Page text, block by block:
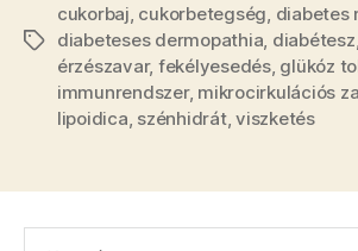
Címkék
cukorbaj, cukorbetegség, diabetes
diabeteses dermopathia, diabétesz,
érzészavar, fekélyesedés, glükóz
immunrendszer, mikrocirkulációs
lipoidica, szénhidrát,viszketés